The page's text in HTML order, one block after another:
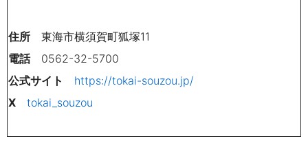
住所 東海市横須賀町狐塚11
電話0562-32-5700
公式サイト
https://tokai-souzou.jp/
X
tokai_souzou